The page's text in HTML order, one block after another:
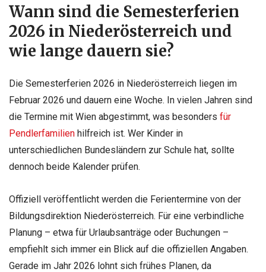
Wann sind die Semesterferien
2026 in Niederösterreich und
wie lange dauern sie?
Die Semesterferien 2026 in Niederösterreich liegen im
Februar 2026 und dauern eine Woche. In vielen Jahren sind
die Termine mit Wien abgestimmt, was besonders für
Pendlerfamilien hilfreich ist. Wer Kinder in
unterschiedlichen Bundesländern zur Schule hat, sollte
dennoch beide Kalender prüfen.
Offiziell veröffentlicht werden die Ferientermine von der
Bildungsdirektion Niederösterreich. Für eine verbindliche
Planung – etwa für Urlaubsanträge oder Buchungen –
empfiehlt sich immer ein Blick auf die offiziellen Angaben.
Gerade im Jahr 2026 lohnt sich frühes Planen, da